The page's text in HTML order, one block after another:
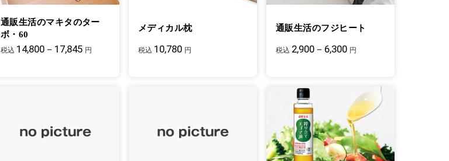
通販生活のマキタのター
ボ・60
税込 14,800－17,845 円
メディカル枕
税込 10,780 円
通販生活のフジヒート
税込 2,900－6,300 円